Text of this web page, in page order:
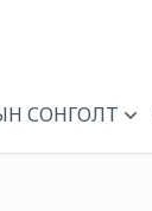
СОНГОЛТ